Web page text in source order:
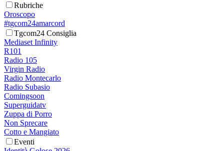
Rubriche
Oroscopo
#tgcom24amarcord
Tgcom24 Consiglia
Mediaset Infinity
R101
Radio 105
Virgin Radio
Radio Montecarlo
Radio Subasio
Comingsoon
Superguidatv
Zuppa di Porro
Non Sprecare
Cotto e Mangiato
Eventi